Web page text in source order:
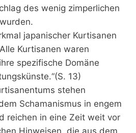
des wenig zimperlichen
japanischer Kurtisanen
Kurtisanen waren
spezifische Domäne
13)
stehen
Schamanismus in engem
reichen in eine Zeit weit vor
Hinweisen, die aus dem